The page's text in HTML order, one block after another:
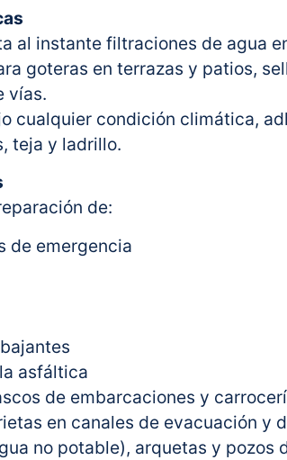
al instante filtraciones de agua
goteras en terrazas y patios,
vías.
cualquier condición climática,
teja y ladrillo.
de:
de emergencia
asfáltica
de embarcaciones y
en canales de evacuación y
no potable), arquetas y pozos